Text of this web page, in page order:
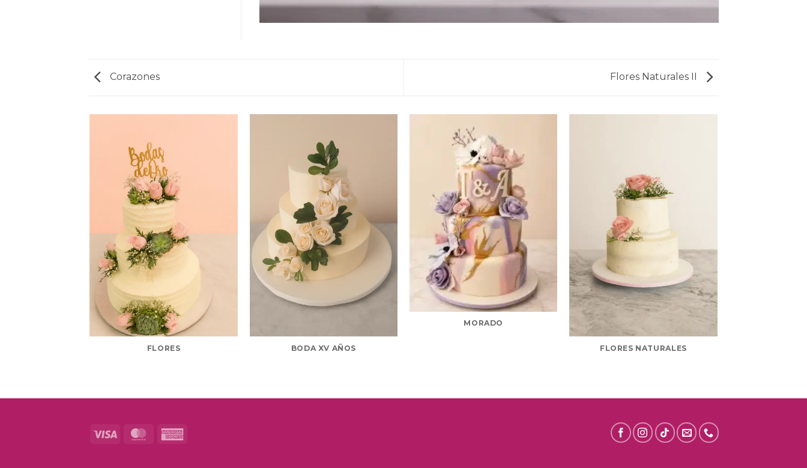
Corazones Flores Naturales II
FLORES BODA XV AÑOS
MORADO
FLORES NATURALES
Visa MasterCard